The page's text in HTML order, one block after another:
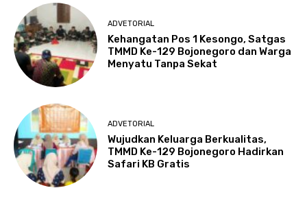
ADVETORIAL
Kehangatan Pos 1 Kesongo, Satgas
TMMD Ke-129 Bojonegoro dan Warga
Menyatu Tanpa Sekat
ADVETORIAL
Wujudkan Keluarga Berkualitas,
TMMD Ke-129 Bojonegoro Hadirkan
Safari KB Gratis